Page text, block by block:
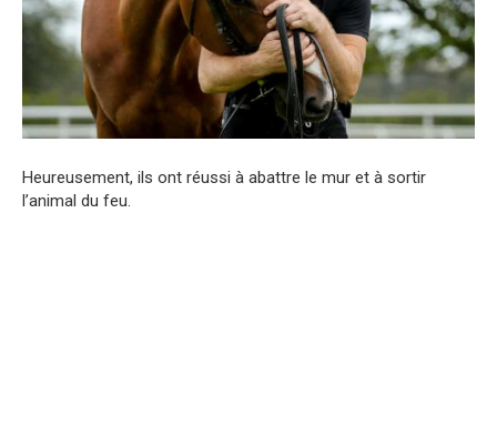
Heureusement, ils ont réussi à abattre le mur et à sortir
l’animal du feu.